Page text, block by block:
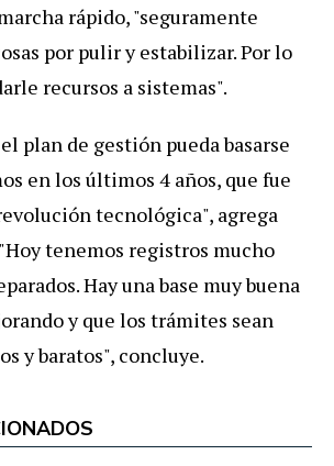
rápido, "seguramente
por pulir y estabilizar. Por lo
recursos a sistemas".
plan de gestión pueda basarse
en los últimos 4 años, que fue
tecnológica", agrega
tenemos registros mucho
Hay una base muy buena
y que los trámites sean
y baratos", concluye.